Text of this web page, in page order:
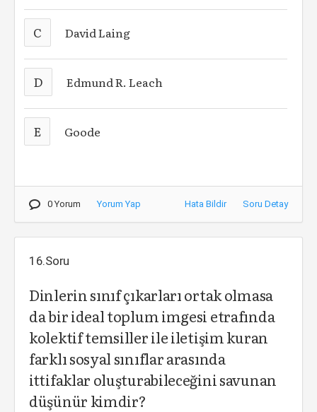
C David Laing
D Edmund R. Leach
E Goode
0 Yorum Yorum Yap Hata Bildir Soru Detay
16.Soru
Dinlerin sınıf çıkarları ortak olmasa
da bir ideal toplum imgesi etrafında
kolektif temsiller ile iletişim kuran
farklı sosyal sınıflar arasında
ittifaklar oluşturabileceğini savunan
düşünür kimdir?